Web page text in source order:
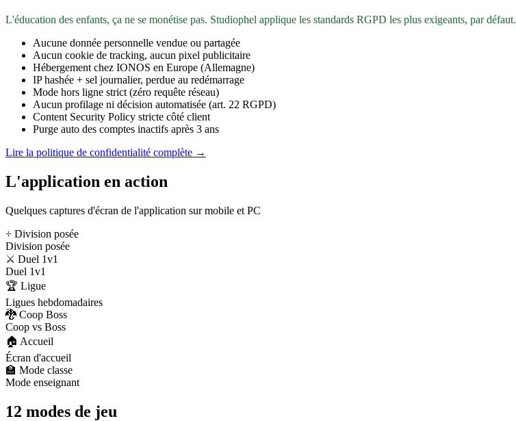
L'éducation des enfants, ça ne se monétise pas. Studiophel applique les standards RGPD les plus exigeants, par défaut.
Aucune donnée personnelle vendue ou partagée
Aucun cookie de tracking, aucun pixel publicitaire
Hébergement chez IONOS en Europe (Allemagne)
IP hashée + sel journalier, perdue au redémarrage
Mode hors ligne strict (zéro requête réseau)
Aucun profilage ni décision automatisée (art. 22 RGPD)
Content Security Policy stricte côté client
Purge auto des comptes inactifs après 3 ans
Lire la politique de confidentialité complète →
L'application en action
Quelques captures d'écran de l'application sur mobile et PC
÷ Division posée
Division posée
⚔️ Duel 1v1
Duel 1v1
🏆 Ligue
Ligues hebdomadaires
🐉 Coop Boss
Coop vs Boss
🏠 Accueil
Écran d'accueil
🏫 Mode classe
Mode enseignant
12 modes de jeu